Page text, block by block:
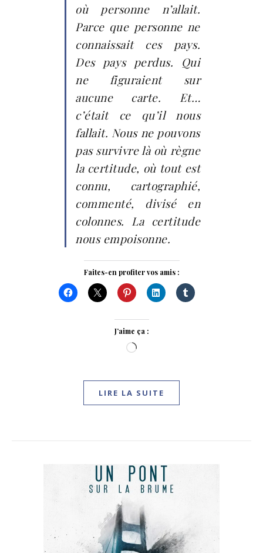
où personne n’allait.
Parce que personne ne
connaissait ces pays.
Des pays perdus. Qui
ne figuraient sur
aucune carte. Et…
c’était ce qu’il nous
fallait. Nous ne pouvons
pas survivre là où règne
la certitude, où tout est
connu, cartographié,
commenté, divisé en
colonnes. La certitude
nous empoisonne.
Faites-en profiter vos amis :
J’aime ça :
Chargement…
LIRE LA SUITE